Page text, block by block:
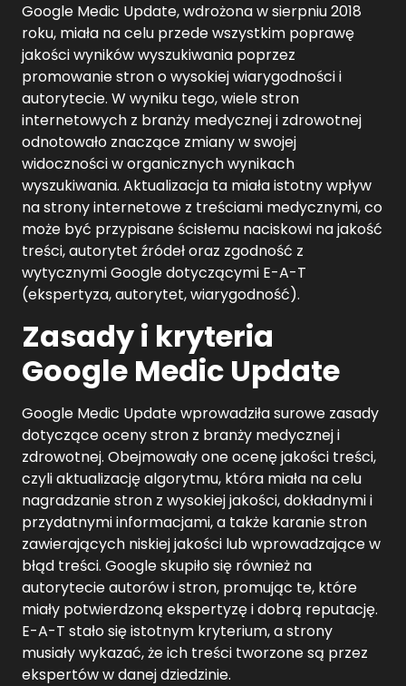
Google Medic Update, wdrożona w sierpniu 2018
roku, miała na celu przede wszystkim poprawę
jakości wyników wyszukiwania poprzez
promowanie stron o wysokiej wiarygodności i
autorytecie. W wyniku tego, wiele stron
internetowych z branży medycznej i zdrowotnej
odnotowało znaczące zmiany w swojej
widoczności w organicznych wynikach
wyszukiwania. Aktualizacja ta miała istotny wpływ
na strony internetowe z treściami medycznymi, co
może być przypisane ścisłemu naciskowi na jakość
treści, autorytet źródeł oraz zgodność z
wytycznymi Google dotyczącymi E-A-T
(ekspertyza, autorytet, wiarygodność).
Zasady i kryteria
Google Medic Update
Google Medic Update wprowadziła surowe zasady
dotyczące oceny stron z branży medycznej i
zdrowotnej. Obejmowały one ocenę jakości treści,
czyli aktualizację algorytmu, która miała na celu
nagradzanie stron z wysokiej jakości, dokładnymi i
przydatnymi informacjami, a także karanie stron
zawierających niskiej jakości lub wprowadzające w
błąd treści. Google skupiło się również na
autorytecie autorów i stron, promując te, które
miały potwierdzoną ekspertyzę i dobrą reputację.
E-A-T stało się istotnym kryterium, a strony
musiały wykazać, że ich treści tworzone są przez
ekspertów w danej dziedzinie.